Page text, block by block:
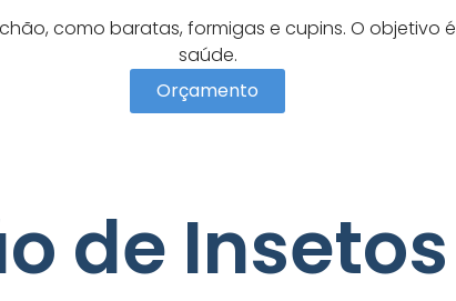
como baratas, formigas e cupins. O objetivo
saúde.
Orçamento
de